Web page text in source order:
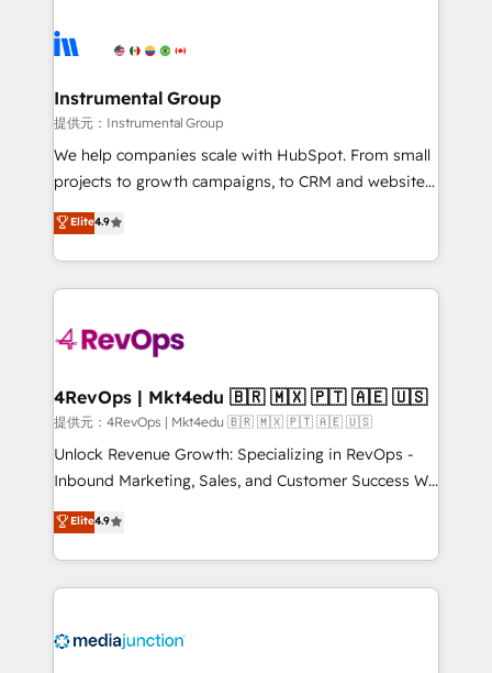
agency for an Ops problem. Don't hire a technical
agency for a growth problem. Hire a partner built to
Elite Partners with 10+ years of HubSpot experience
Premier Partner 2023 🌟5 HubSpot Accreditations 🌟
Won HubSpot Theme Challenge 2021 🌟INBOUND’19
HubSpot Rising Star Why us? Harnessing the full
potential of the powerful HubSpot CRM. ✔️A team of
HubSpot experience ✔️Flexible pricing models —
Hourly-fee (assigned one Dedicated HubSpot
requirement). ✔️Helped over 25,000+ customers so
far with our HubSpot solutions. ✔️Bespoke apps &
on-demand bundle services. Connect with us today!
Instrumental Group
提供元：Instrumental Group
We help companies scale with HubSpot. From small
projects to growth campaigns, to CRM and websites.
Hire an agency that's experienced in every inch of
HubSpot and willing to work hand-in-hand with your
team to simplify the complex and build a better
experience for your team and customers.
Elite4.9
4RevOps | Mkt4edu 🇧🇷 🇲🇽 🇵🇹 🇦🇪 🇺🇸
提供元：4RevOps | Mkt4edu 🇧🇷 🇲🇽 🇵🇹 🇦🇪 🇺🇸
Unlock Revenue Growth: Specializing in RevOps -
Inbound Marketing, Sales, and Customer Success We
specialize in driving revenue growth for companies
across industries through tailored marketing, sales,
and customer success strategies, utilizing RevOps
methodologies. As Latin America's largest HubSpot
offer unparalleled insights. Operating in five
Elite4.9